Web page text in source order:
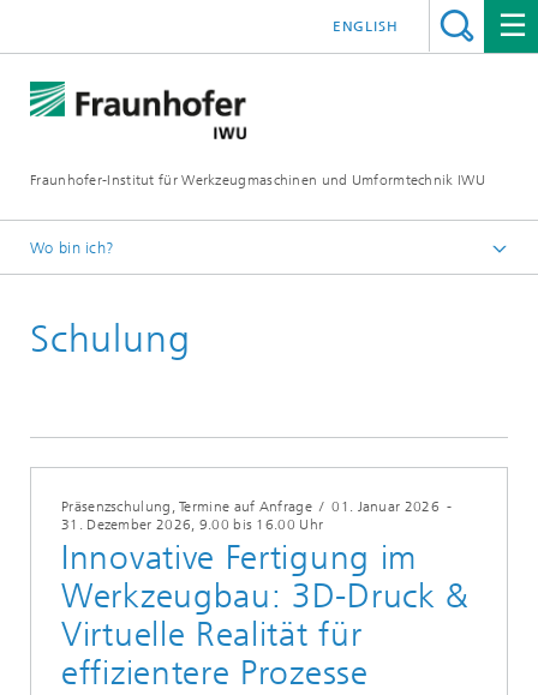
Fraunhofer-Institut für Werkzeugmaschinen und Umformtechnik IWU
ENGLISH
Wo bin ich?
Termine
Schulung
Präsenzschulung, Termine auf Anfrage/01. Januar 2026 -
31. Dezember 2026, 9.00 bis 16.00 Uhr
Innovative Fertigung im
Werkzeugbau: 3D-Druck &
Virtuelle Realität für
effizientere Prozesse